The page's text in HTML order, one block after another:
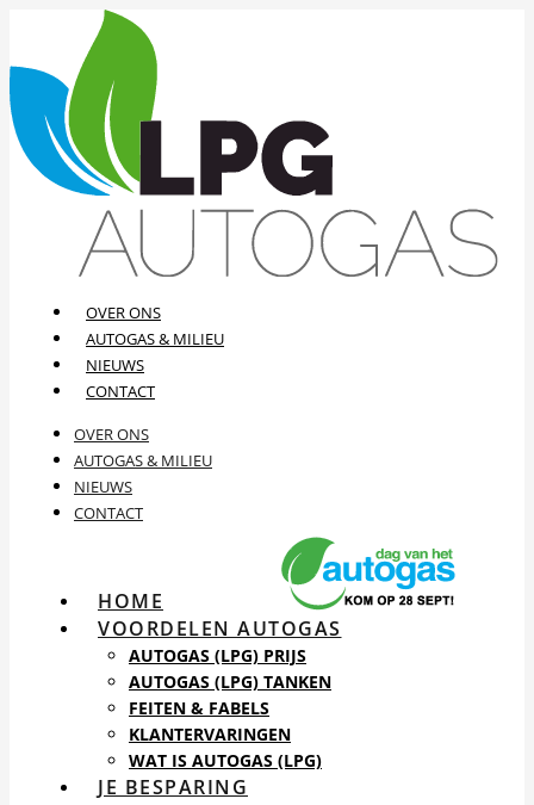
OVER ONS
AUTOGAS & MILIEU
NIEUWS
CONTACT
OVER ONS
AUTOGAS & MILIEU
NIEUWS
CONTACT
HOME
VOORDELEN AUTOGAS
AUTOGAS (LPG) PRIJS
AUTOGAS (LPG) TANKEN
FEITEN & FABELS
KLANTERVARINGEN
WAT IS AUTOGAS (LPG)
JE BESPARING